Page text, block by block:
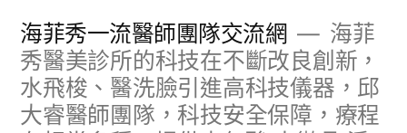
海菲秀一流醫師團隊交流網
海菲
秀醫美診所的科技在不斷改良創新，
水飛梭、醫洗臉引進高科技儀器，邱
大睿醫師團隊，科技安全保障，療程